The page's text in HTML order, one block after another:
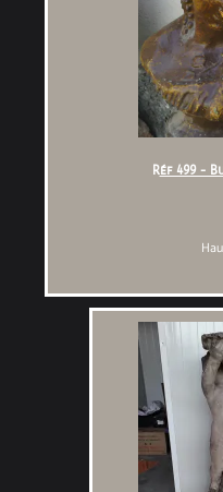
Réf 499 -